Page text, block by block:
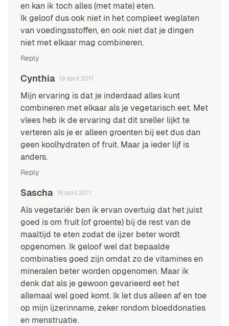
en kan ik toch alles (met mate) eten.
Ik geloof dus ook niet in het compleet weglaten
van voedingsstoffen, en ook niet dat je dingen
niet met elkaar mag combineren.
Reply
Cynthia 19 april 2011
Mijn ervaring is dat je inderdaad alles kunt
combineren met elkaar als je vegetarisch eet. Met
vlees heb ik de ervaring dat dit sneller lijkt te
verteren als je er alleen groenten bij eet dus dan
geen koolhydraten of fruit. Maar ja ieder lijf is
anders.
Reply
Sascha 16 april 2011
Als vegetariër ben ik ervan overtuig dat het juist
goed is om fruit (of groente) bij de rest van de
maaltijd te eten zodat de ijzer beter wordt
opgenomen. Ik geloof wel dat bepaalde
combinaties goed zijn omdat zo de vitamines en
mineralen beter worden opgenomen. Maar ik
denk dat als je gewoon gevarieerd eet het
allemaal wel goed komt. Ik let dus alleen af en toe
op mijn ijzerinname, zeker rondom bloeddonaties
en menstruatie.